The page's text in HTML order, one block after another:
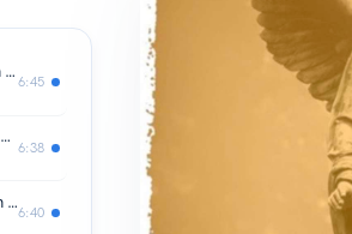
Episode 49: NY BOG: Værdighedens filosofi: Uværdigheden i den bandlyste sværm
6:45
Episode 48: NY BOG: Værdighedens filosofi: Kærligheden i det indestængte ansvar
6:38
Episode 47: NY BOG: Værdighedens filosofi: Dømmekraften i massens desperation
6:40